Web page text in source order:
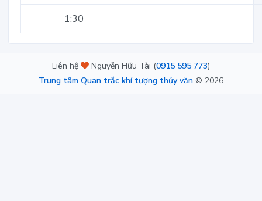
1:30
Liên hệ Nguyễn Hữu Tài (0915 595 773)
Trung tâm Quan trắc khí tượng thủy văn © 2026